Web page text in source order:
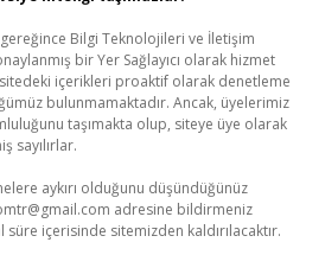
gereğince Bilgi Teknolojileri ve İletişim
bir Yer Sağlayıcı olarak hizmet
içerikleri proaktif olarak denetleme
bulunmamaktadır. Ancak, üyelerimiz
taşımakta olup, siteye üye olarak
sayılırlar.
aykırı olduğunu düşündüğünüz
adresine bildirmeniz
içerisinde sitemizden kaldırılacaktır.